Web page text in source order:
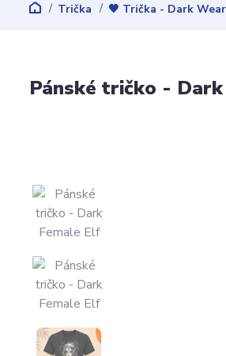
Trička 🖤 Trička - Dark
Pánské tričko -